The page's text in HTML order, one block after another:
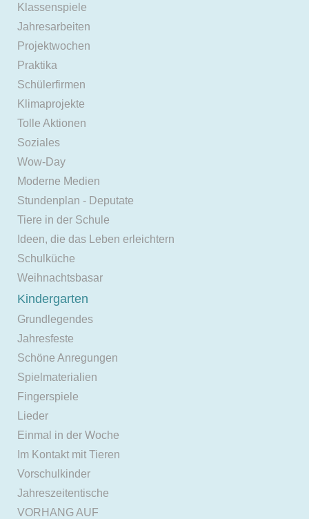
Klassenspiele
Jahresarbeiten
Projektwochen
Praktika
Schülerfirmen
Klimaprojekte
Tolle Aktionen
Soziales
Wow-Day
Moderne Medien
Stundenplan - Deputate
Tiere in der Schule
Ideen, die das Leben erleichtern
Schulküche
Weihnachtsbasar
Kindergarten
Grundlegendes
Jahresfeste
Schöne Anregungen
Spielmaterialien
Fingerspiele
Lieder
Einmal in der Woche
Im Kontakt mit Tieren
Vorschulkinder
Jahreszeitentische
VORHANG AUF